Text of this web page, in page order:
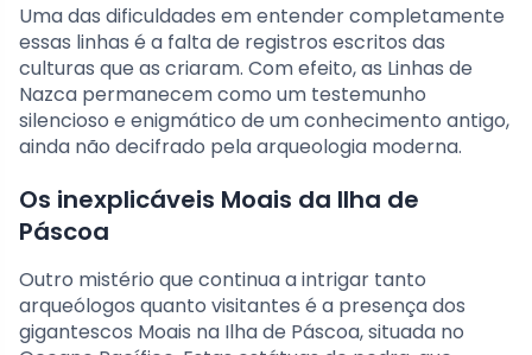
Uma das dificuldades em entender completamente
essas linhas é a falta de registros escritos das
culturas que as criaram. Com efeito, as Linhas de
Nazca permanecem como um testemunho
silencioso e enigmático de um conhecimento antigo,
ainda não decifrado pela arqueologia moderna.
Os inexplicáveis Moais da Ilha de
Páscoa
Outro mistério que continua a intrigar tanto
arqueólogos quanto visitantes é a presença dos
gigantescos Moais na Ilha de Páscoa, situada no